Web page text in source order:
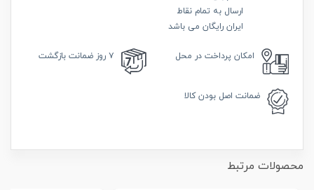
ارسال به تمام نقاط
ایران رایگان می باشد
امکان پرداخت در محل ۷ روز ضمانت بازگشت
ضمانت اصل بودن کالا
محصولات مرتبط